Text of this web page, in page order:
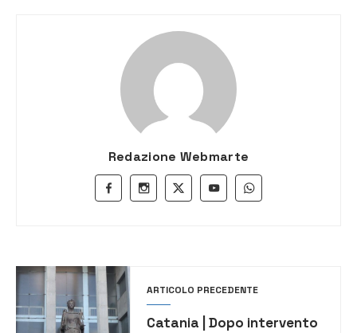
Redazione Webmarte
ARTICOLO PRECEDENTE
Catania | Dopo intervento